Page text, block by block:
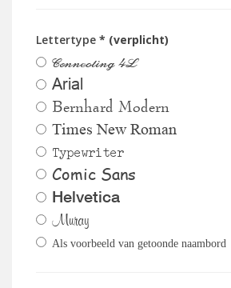
Lettertype * (verplicht)
Connecting 4L
Arial
Bernhard Modern
Times New Roman
Typewriter
Comic Sans
Helvetica
Muray
Als voorbeeld van getoonde naambord